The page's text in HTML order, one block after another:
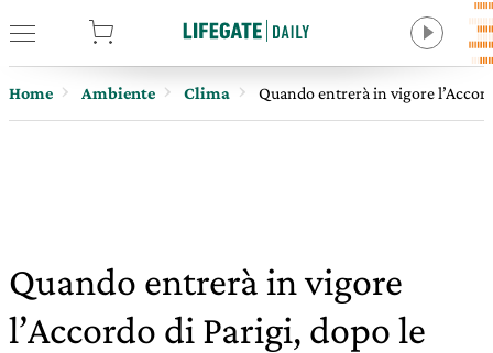
Home Ambiente Clima Quando entrerà in vigore
Quando entrerà in vigore
l’Accordo di Parigi, dopo le